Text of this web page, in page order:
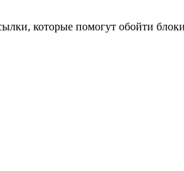
которые помогут обойти